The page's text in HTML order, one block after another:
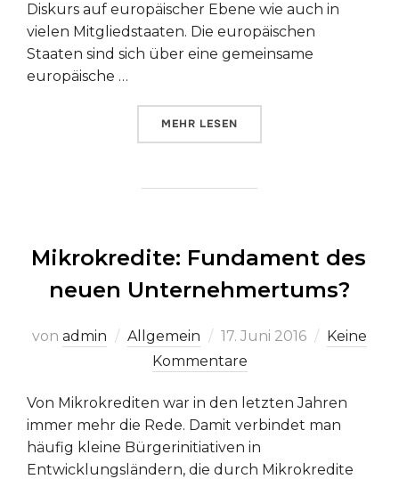
Diskurs auf europäischer Ebene wie auch in
vielen Mitgliedstaaten. Die europäischen
Staaten sind sich über eine gemeinsame
europäische …
MEHR ÜBER
LESEN
Mikrokredite: Fundament des
neuen Unternehmertums?
von admin Allgemein
Veröffentlicht
am
17. Juni 2016
Keine
Kommentare
Von Mikrokrediten war in den letzten Jahren
immer mehr die Rede. Damit verbindet man
häufig kleine Bürgerinitiativen in
Entwicklungsländern, die durch Mikrokredite